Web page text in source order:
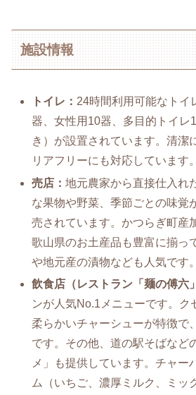
施設情報
トイレ： 24時間利用可能なトイ
器、女性用10器、多目的トイレ
き）が設置されています。清潔
リアフリーにも対応しています。
売店：地元農家から直接仕入れ
な果物や野菜、季節ごとの味覚
売されています。かつらぎ町産
歌山県のお土産品も豊富に揃っ
や地元産の漬物なども人気です。
飲食店（レストラン「麺の傅六
ンが人気No.1メニューです。ク
柔らかいチャーシューが特徴で
です。その他、道の駅そばなど
メ」も提供しています。チャー
ム（いちご、濃厚ミルク、ミッ